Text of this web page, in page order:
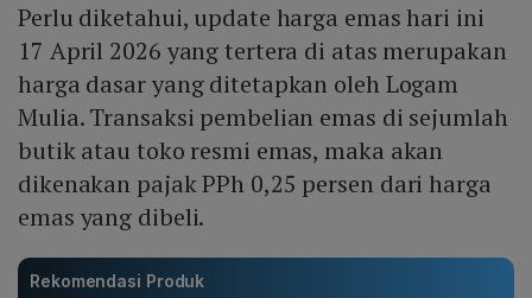
Perlu diketahui, update harga emas hari ini
17 April 2026 yang tertera di atas merupakan
harga dasar yang ditetapkan oleh Logam
Mulia. Transaksi pembelian emas di sejumlah
butik atau toko resmi emas, maka akan
dikenakan pajak PPh 0,25 persen dari harga
emas yang dibeli.
Rekomendasi Produk